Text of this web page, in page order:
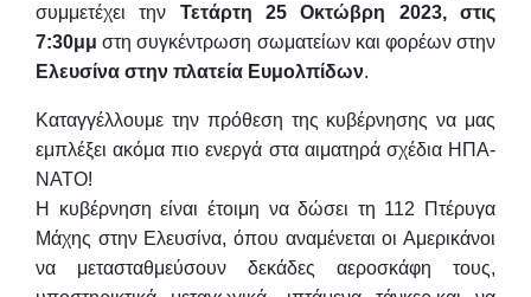
συμμετέχει την Τετάρτη 25 Οκτώβρη 2023, στις
7:30μμ στη συγκέντρωση σωματείων και φορέων στην
Ελευσίνα στην πλατεία Ευμολπίδων.
Καταγγέλλουμε την πρόθεση της κυβέρνησης να μας
εμπλέξει ακόμα πιο ενεργά στα αιματηρά σχέδια ΗΠΑ-
ΝΑΤΟ!
Η κυβέρνηση είναι έτοιμη να δώσει τη 112 Πτέρυγα
Μάχης στην Ελευσίνα, όπου αναμένεται οι Αμερικάνοι
να μετασταθμεύσουν δεκάδες αεροσκάφη τους,